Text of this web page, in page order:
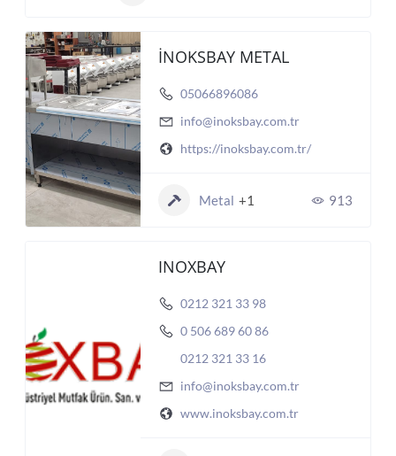
İNOKSBAY METAL
05066896086
info@inoksbay.com.tr
https://inoksbay.com.tr/
Metal +1 913
INOXBAY
0212 321 33 98
0 506 689 60 86
0212 321 33 16
info@inoksbay.com.tr
www.inoksbay.com.tr